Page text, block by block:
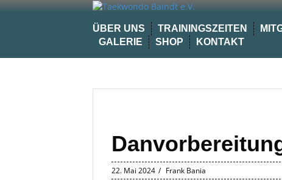
Skip
ÜBER UNS TRAININGSZEITEN
GALERIE
SHOP KONTAKT
22. Mai 2024 Frank Bania